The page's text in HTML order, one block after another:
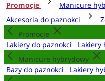
Promocje
Manicure
Akcesoria do paznokci
Promocje
Lakiery do paznokci
Lakiery
Manicure hybrydowy
Bazy do paznokci
Lakiery